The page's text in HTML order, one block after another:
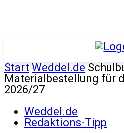
Start Weddel.de
Materialbestellung für
2026/27
Weddel.de
Redaktions-Tipp